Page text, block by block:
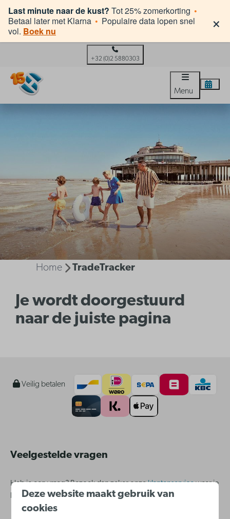
Last minute naar de kust? Tot 25% zomerkorting •
Betaal later met Klarna • Populaire data lopen snel
vol. Boek nu ×
+32 (0)2 5880303
Menu
Home TradeTracker
Je wordt doorgestuurd
naar de juiste pagina
Veilig betalen
Veelgestelde vragen
Heb je een vraag? Bezoek dan zeker onzeklantenservicewaar je
hopelijk snel een antwoord vindt.
Deze website maakt gebruik van
cookies